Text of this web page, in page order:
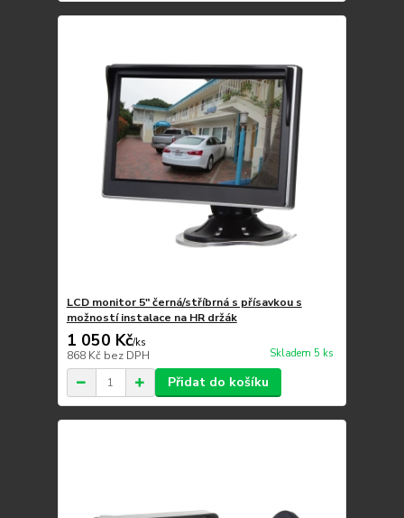
LCD monitor 5" černá/stříbrná s přísavkou s
možností instalace na HR držák
1 050 Kč/ks
868 Kč bez DPH Skladem 5 ks
Přidat do košíku